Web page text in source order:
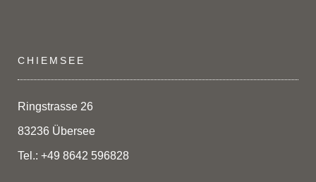
CHIEMSEE
Ringstrasse 26
83236 Übersee
Tel.: +49 8642 596828